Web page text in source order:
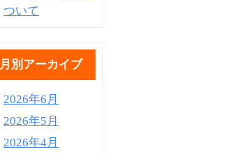
ついて
月別アーカイブ
2026年6月
2026年5月
2026年4月